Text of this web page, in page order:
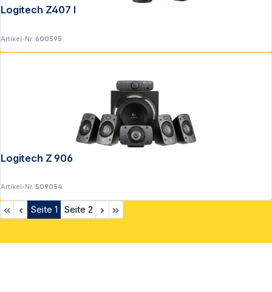
Logitech Z407 Bluetooth
Artikel-Nr.:600595
Artikel-Nr.:509054
Seite 1 Seite 2